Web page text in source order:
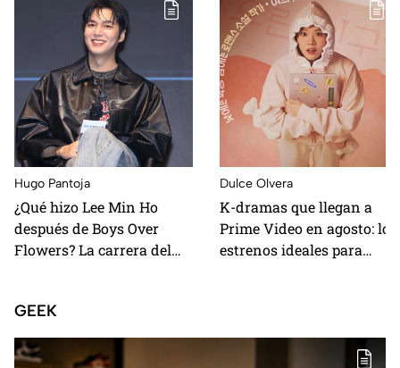
Hugo Pantoja
¿Qué hizo Lee Min Ho
después de Boys Over
Flowers? La carrera del
aparente alejamiento del
ojo público
Dulce Olvera
K-dramas que llegan a
Prime Video en agosto: los
estrenos ideales para
GEEK